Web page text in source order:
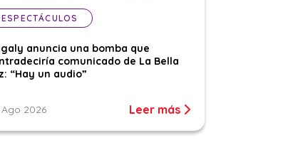
ESPECTÁCULOS
anuncia una bomba que
comunicado de La Bella
“Hay un audio”
2026 Leer más